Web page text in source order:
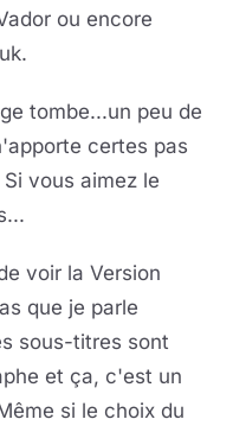
ou encore
tombe...un peu de
certes pas
vous aimez le
voir la Version
que je parle
sous-titres sont
et ça, c'est un
si le choix du